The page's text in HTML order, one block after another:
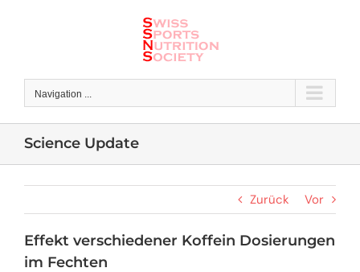
Navigation ...
Science Update
Zurück Vor
Effekt verschiedener Koffein Dosierungen
im Fechten